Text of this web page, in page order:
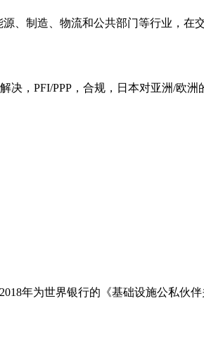
、制造、物流和公共部门等行业，在
，PFI/PPP，合规，日本对亚洲/欧洲
年为世界银行的《基础设施公私伙伴